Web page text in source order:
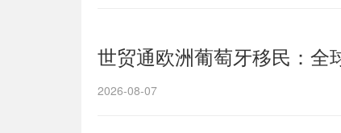
世贸通欧洲葡萄牙移民：全
2026-08-07